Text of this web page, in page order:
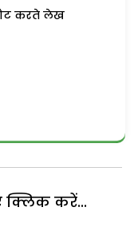
करते लेख
क्लिक करें...